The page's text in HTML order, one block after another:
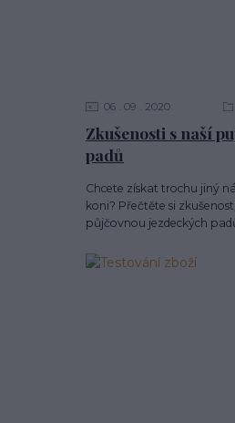
Zkušenosti s naší
padů
06 09 2020
Chcete získat trochu jiný
koni? Přečtěte si
půjčovnou jezdeckých